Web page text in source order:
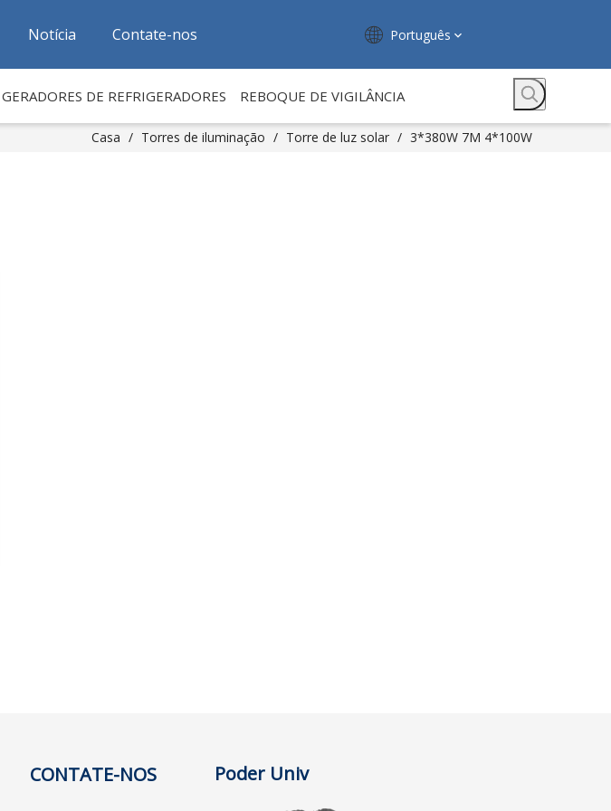
Notícia Contate-nos Português
GERADORES DE REFRIGERADORES REBOQUE DE VIGILÂNCIA
Casa / Torres de iluminação / Torre de luz solar / 3*380W 7M 4*100W
CONTATE-NOS Poder Univ